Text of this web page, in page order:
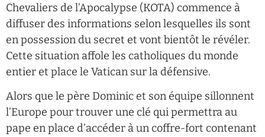
Chevaliers de l’Apocalypse (KOTA) commence à
diffuser des informations selon lesquelles ils sont
en possession du secret et vont bientôt le révéler.
Cette situation affole les catholiques du monde
entier et place le Vatican sur la défensive.
Alors que le père Dominic et son équipe sillonnent
l’Europe pour trouver une clé qui permettra au
pape en place d’accéder à un coffre-fort contenant